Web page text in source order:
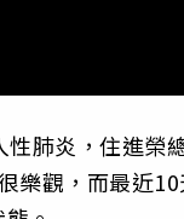
性肺炎，住進榮
樂觀，而最近